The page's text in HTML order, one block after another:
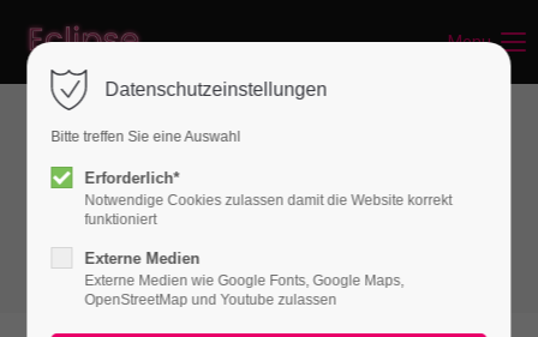
Login
Benutzername
Passwort
Menu
Videos
Datenschutzeinstellungen
Bitte treffen Sie eine Auswahl
Erforderlich*
Notwendige Cookies zulassen damit die Website korrekt
funktioniert
Externe Medien
Externe Medien wie Google Fonts, Google Maps,
OpenStreetMap und Youtube zulassen